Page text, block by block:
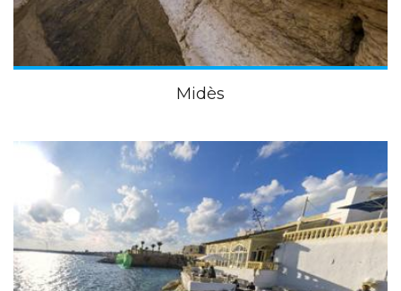
Midès